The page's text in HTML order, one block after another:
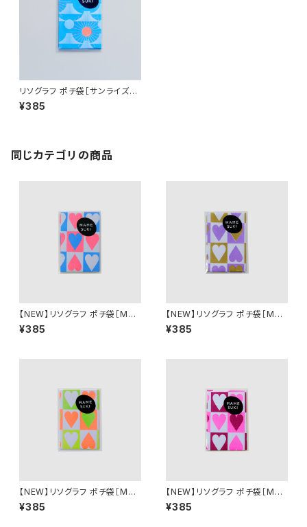
リソグラフ ポチ袋［サンライズ］S
ky blue × Neon Orange
¥385
同じカテゴリの商品
【NEW】リソグラフ ポチ袋［MA
MESUKI Basis ハート］Neon
Red × Light Blue
¥385
【NEW】リソグラフ ポチ袋［MA
MESUKI Basis ハート］ Purpl
e × Ochre
¥385
【NEW】リソグラフ ポチ袋［MA
MESUKI Basis ハート］ Neon
Orange × light Green
¥385
【NEW】リソグラフ ポチ袋［MA
MESUKI Basis ハート］ Pink
× Burgundy
¥385